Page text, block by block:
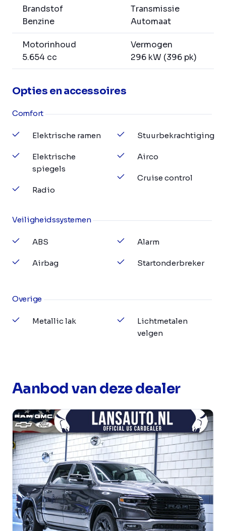
Brandstof
Benzine
Transmissie
Automaat
Motorinhoud
5.654 cc
Vermogen
296 kW (396 pk)
Opties en accessoires
Comfort
Elektrische ramen
Elektrische
spiegels
Radio
Stuurbekrachtiging
Airco
Cruise control
Veiligheidssystemen
ABS
Airbag
Alarm
Startonderbreker
Overige
Metallic lak
Lichtmetalen
velgen
Aanbod van deze dealer